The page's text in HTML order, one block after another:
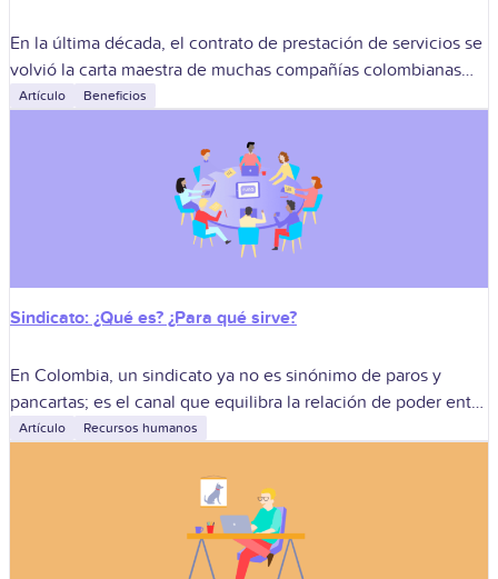
En la última década, el contrato de prestación de servicios se
volvió la carta maestra de muchas compañías colombianas
que buscan moverse con agilidad y sumar especialistas sin
Artículo Beneficios
Sindicato: ¿Qué es? ¿Para qué sirve?
En Colombia, un sindicato ya no es sinónimo de paros y
pancartas; es el canal que equilibra la relación de poder entre
la empresa y quienes ponen su talento día
Artículo Recursos humanos